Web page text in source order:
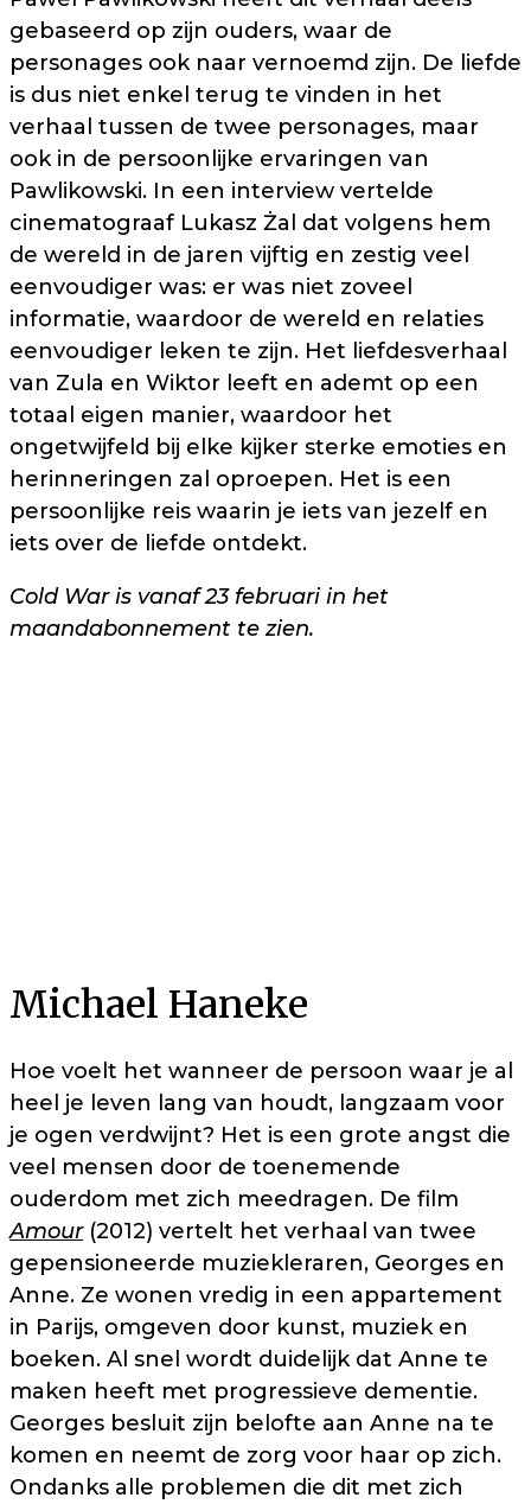
gebaseerd op zijn ouders, waar de
personages ook naar vernoemd zijn. De liefde
is dus niet enkel terug te vinden in het
verhaal tussen de twee personages, maar
ook in de persoonlijke ervaringen van
Pawlikowski. In een interview vertelde
cinematograaf Lukasz Żal dat volgens hem
de wereld in de jaren vijftig en zestig veel
eenvoudiger was: er was niet zoveel
informatie, waardoor de wereld en relaties
eenvoudiger leken te zijn. Het liefdesverhaal
van Zula en Wiktor leeft en ademt op een
totaal eigen manier, waardoor het
ongetwijfeld bij elke kijker sterke emoties en
herinneringen zal oproepen. Het is een
persoonlijke reis waarin je iets van jezelf en
iets over de liefde ontdekt.
Cold War is vanaf 23 februari in het
maandabonnement te zien.
Michael Haneke
Hoe voelt het wanneer de persoon waar je al
heel je leven lang van houdt, langzaam voor
je ogen verdwijnt? Het is een grote angst die
veel mensen door de toenemende
ouderdom met zich meedragen. De film
Amour(2012) vertelt het verhaal van twee
gepensioneerde muziekleraren, Georges en
Anne. Ze wonen vredig in een appartement
in Parijs, omgeven door kunst, muziek en
boeken. Al snel wordt duidelijk dat Anne te
maken heeft met progressieve dementie.
Georges besluit zijn belofte aan Anne na te
komen en neemt de zorg voor haar op zich.
Ondanks alle problemen die dit met zich